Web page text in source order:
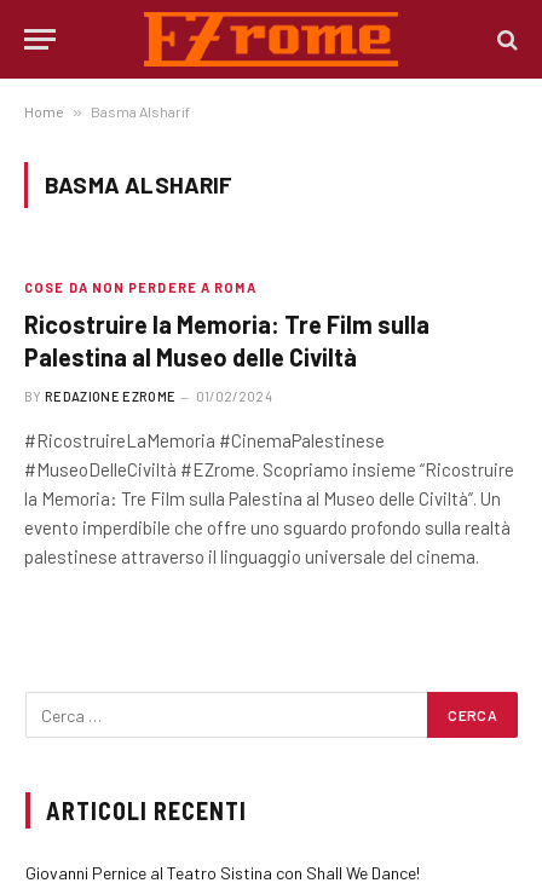
Home » Basma Alsharif
BASMA ALSHARIF
COSE DA NON PERDERE A ROMA
Ricostruire la Memoria: Tre Film sulla
Palestina al Museo delle Civiltà
BY REDAZIONE EZROME 01/02/2024
#RicostruireLaMemoria #CinemaPalestinese
#MuseoDelleCiviltà #EZrome. Scopriamo insieme “Ricostruire
la Memoria: Tre Film sulla Palestina al Museo delle Civiltà”. Un
evento imperdibile che offre uno sguardo profondo sulla realtà
palestinese attraverso il linguaggio universale del cinema.
ARTICOLI RECENTI
Giovanni Pernice al Teatro Sistina con Shall We Dance!